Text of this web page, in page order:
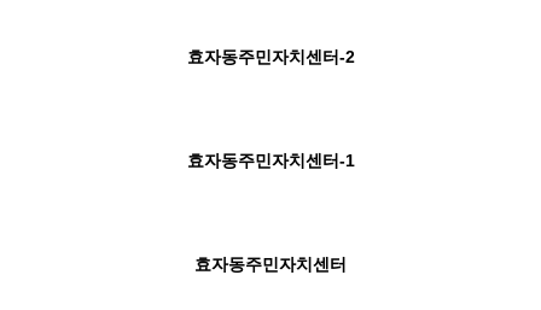
효자동주민자치센터-2
효자동주민자치센터-1
효자동주민자치센터